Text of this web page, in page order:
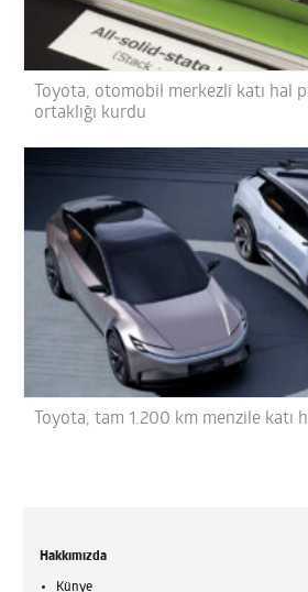
Toyota, otomobil merkezli katı hal
ortaklığı kurdu
Toyota, tam 1.200 km menzile katı
Hakkımızda
Künye